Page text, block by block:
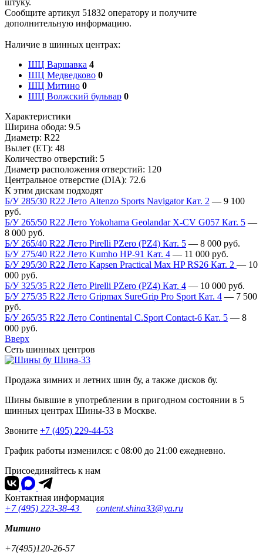
Сообщите артикул 51832 оператору и получите
дополнительную информацию.
Наличие в шинных центрах:
ШЦ Варшавка 4
ШЦ Медведково 0
ШЦ Митино 0
ШЦ Волжский бульвар 0
Характеристики
Ширина обода: 9.5
Диаметр: R22
Вылет (ET): 48
Количество отверстий: 5
Диаметр расположения отверстий: 120
Центральное отверстие (DIA): 72.6
К этим дискам подходят
Б/У 285/30 R22 Лето Altenzo Sports Navigator Кат. 2 — 9 100
руб.
Б/У 265/50 R22 Лето Yokohama Geolandar X-CV G057 Кат. 5 —
8 000 руб.
Б/У 265/40 R22 Лето Pirelli PZero (PZ4) Кат. 5 — 8 000 руб.
Б/У 275/40 R22 Лето Kumho HP-91 Кат. 4 — 11 000 руб.
Б/У 295/30 R22 Лето Kapsen Practical Max HP RS26 Кат. 2 — 10
000 руб.
Б/У 325/35 R22 Лето Pirelli PZero (PZ4) Кат. 4 — 10 000 руб.
Б/У 275/35 R22 Лето Gripmax SureGrip Pro Sport Кат. 4 — 7 500
руб.
Б/У 265/35 R22 Лето Continental C.Sport Contact-6 Кат. 5 — 8
000 руб.
Вверх
Сеть шинных центров
Шина-33
Продажа зимних и летних шин бу, а также дисков бу.
Шины бывшие в употреблении в пригодном состоянии в 5
шинных центрах Шины-33 в Москве.
Звоните +7 (495) 229-44-53
График работы изменился: с 08:00 до 21:00 ежедневно.
Присоединяйтесь к нам
Контактная информация
+7 (495) 223-38-43
content.shina33@ya.ru
Митино
+7(495)120-26-57